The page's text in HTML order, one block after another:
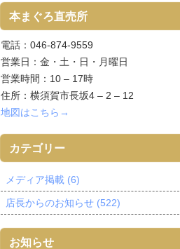
本まぐろ直売所
電話：046-874-9559
営業日：金・土・日・月曜日
営業時間：10 – 17時
住所：横須賀市長坂4 – 2 – 12
地図はこちら→
カテゴリー
メディア掲載 (6)
店長からのお知らせ (522)
お知らせ